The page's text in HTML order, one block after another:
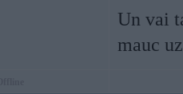
Un vai
mauc